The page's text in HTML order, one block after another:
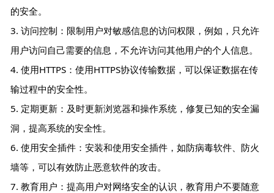
的安全。
3. 访问控制：限制用户对敏感信息的访问权限，例如，只允许
用户访问自己需要的信息，不允许访问其他用户的个人信息。
4. 使用HTTPS：使用HTTPS协议传输数据，可以保证数据在传
输过程中的安全性。
5. 定期更新：及时更新浏览器和操作系统，修复已知的安全漏
洞，提高系统的安全性。
6. 使用安全插件：安装和使用安全插件，如防病毒软件、防火
墙等，可以有效防止恶意软件的攻击。
7. 教育用户：提高用户对网络安全的认识，教育用户不要随意